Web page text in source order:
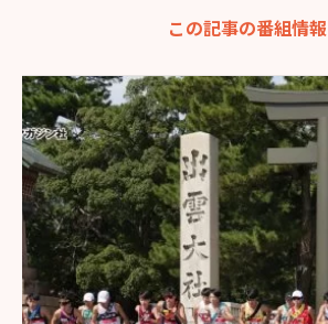
この記事の番組情報